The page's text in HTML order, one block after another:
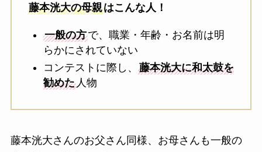
藤本洸大の母親はこんな人！
一般の方で、職業・年齢・お名前は明
らかにされていない
コンテストに際し、 藤本洸大に和太鼓を
勧めた人物
藤本洸大さんのお父さん同様、お母さんも一般の